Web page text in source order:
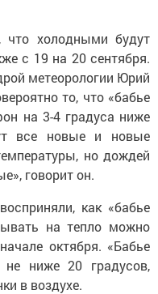
что холодными будут
с 19 на 20 сентября.
метеорологии Юрий
то, что «бабье
на 3-4 градуса ниже
все новые и новые
но дождей
говорит он.
как «бабье
на тепло можно
октября. «Бабье
не ниже 20 градусов,
в воздухе.